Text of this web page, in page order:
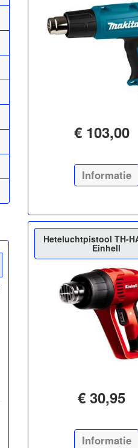
€ 103,00
Informatie
Heteluchtpistool TH-
Einhell
€ 30,95
Informatie